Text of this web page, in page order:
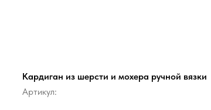
Кардиган из шерсти и мохера ручной вязки
Артикул: